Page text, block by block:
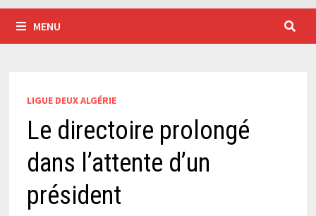
MENU
LIGUE DEUX ALGÉRIE
Le directoire prolongé
dans l’attente d’un
président